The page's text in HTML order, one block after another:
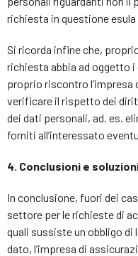
richiesta in questione esula
Si ricorda infine che,
richiesta abbia ad oggetto i
proprio riscontro l’impresa
verificare il rispetto dei
dei dati personali, ad. es.
forniti all’interessato
4. Conclusioni e
In conclusione, fuori dei
settore per le richieste di
quali sussiste un obbligo di
dato, l’impresa di